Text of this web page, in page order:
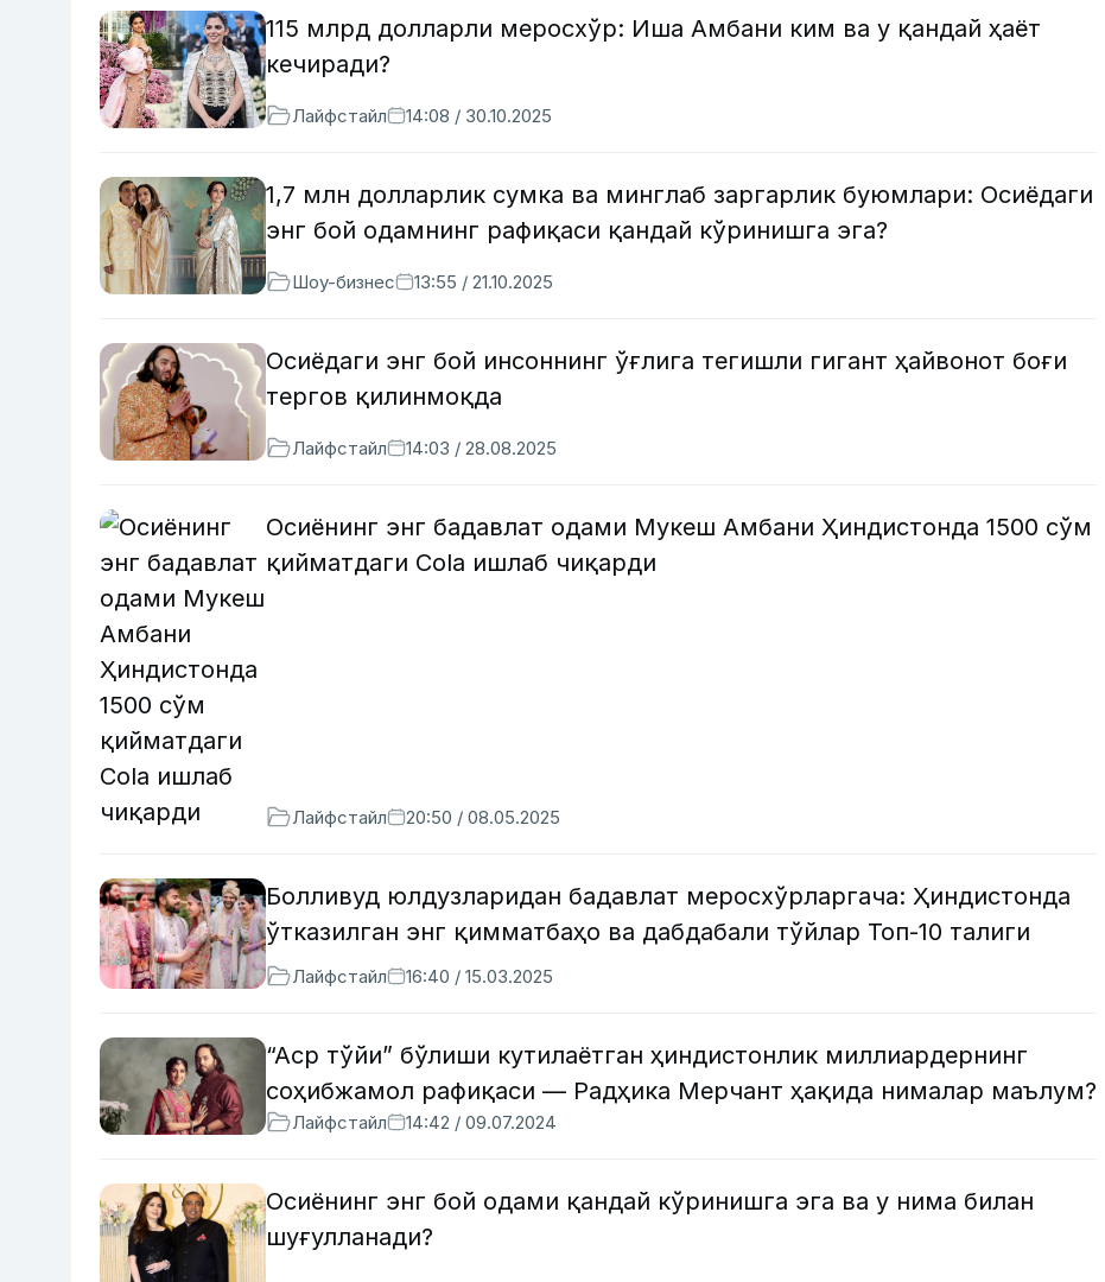
115 млрд долларли меросхўр: Иша Амбани ким ва у қандай ҳаёт
кечиради?
Лайфстайл 14:08 / 30.10.2025
1,7 млн долларлик сумка ва минглаб заргарлик буюмлари: Осиёдаги
энг бой одамнинг рафиқаси қандай кўринишга эга?
Шоу-бизнес 13:55 / 21.10.2025
Осиёдаги энг бой инсоннинг ўғлига тегишли гигант ҳайвонот боғи
тергов қилинмоқда
Лайфстайл 14:03 / 28.08.2025
Осиёнинг энг бадавлат одами Мукеш Амбани Ҳиндистонда 1500 сўм
қийматдаги Cоlа ишлаб чиқарди
Лайфстайл 20:50 / 08.05.2025
Болливуд юлдузларидан бадавлат меросхўрларгача: Ҳиндистонда
ўтказилган энг қимматбаҳо ва дабдабaли тўйлар Топ-10 талиги
Лайфстайл 16:40 / 15.03.2025
“Аср тўйи” бўлиши кутилаётган ҳиндистонлик миллиардернинг
соҳибжамол рафиқаси — Радҳика Мерчант ҳақида нималар маълум?
Лайфстайл 14:42 / 09.07.2024
Осиёнинг энг бой одами қандай кўринишга эга ва у нима билан
шуғулланади?